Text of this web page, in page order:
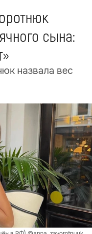
сына:
назвала вес